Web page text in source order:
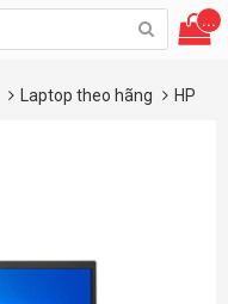
...
Laptop theo hãng HP